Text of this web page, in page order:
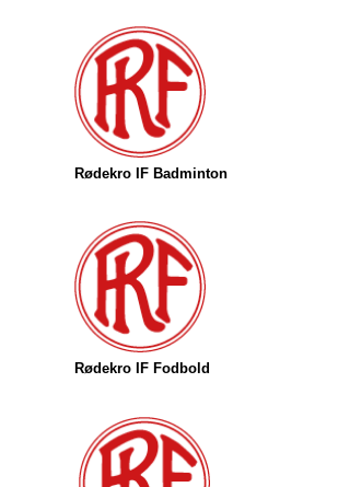
Rødekro IF Badminton
Rødekro IF Fodbold